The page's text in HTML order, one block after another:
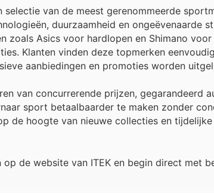
van de meest gerenommeerde
duurzaamheid en ongeëvenaarde
zoals Asics voor hardlopen en Shimano
Klanten vinden deze topmerken
aanbiedingen en promoties worden
van concurrerende prijzen, gegarandeerd
sport betaalbaarder te maken zonder
de hoogte van nieuwe collecties en
de website van ITEK en begin direct met